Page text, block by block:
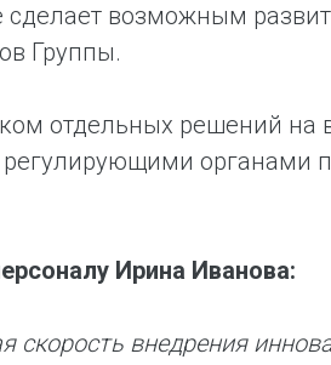
возможным
Группы.
отдельных решений
регулирующими
Ирина Иванова:
скорость внедрения